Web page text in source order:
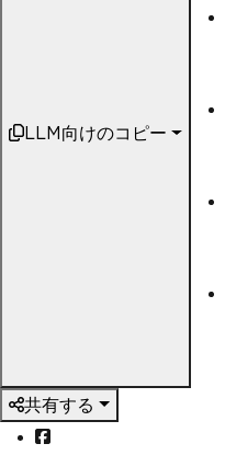
LLM向けのコピー
共有する